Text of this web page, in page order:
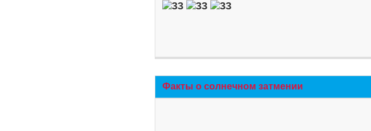
Факты о солнечном затмении